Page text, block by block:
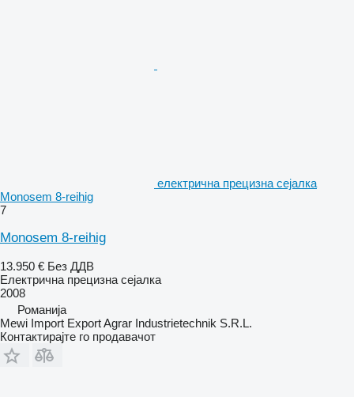
електрична прецизна сејалка
Monosem 8-reihig
7
Monosem 8-reihig
13.950 € Без ДДВ
Електрична прецизна сејалка
2008
Романија
Mewi Import Export Agrar Industrietechnik S.R.L.
Контактирајте го продавачот